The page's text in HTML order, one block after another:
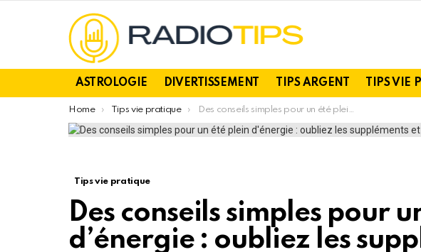
ASTROLOGIE DIVERTISSEMENT TIPS ARGENT TIPS VIE
You are here:
Home Tips vie pratique Des conseils simples pour un été plein d’énergie : oubliez les suppléments et privilégiez ces aliments courants contre la fatigue
Tips vie pratique
Des conseils simples pour
d’énergie : oubliez les